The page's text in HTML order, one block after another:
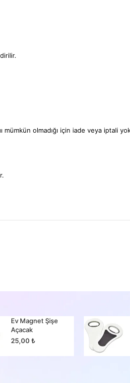
mümkün olmadığı için iade veya iptali
Ev Magnet Şişe
Açacak
25,00 ₺